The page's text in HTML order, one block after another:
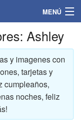
MENÚ
Ashley
y imagenes con
tarjetas y
cumpleaños,
noches, feliz